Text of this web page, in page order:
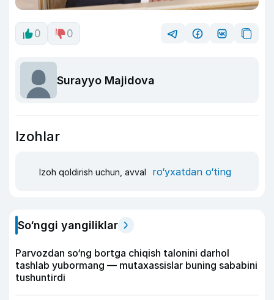
0 0
Surayyo Majidova
Izohlar
Izoh qoldirish uchun, avval ro‘yxatdan o‘ting
So‘nggi yangiliklar
Parvozdan so‘ng bortga chiqish talonini darhol
tashlab yubormang — mutaxassislar buning sababini
tushuntirdi